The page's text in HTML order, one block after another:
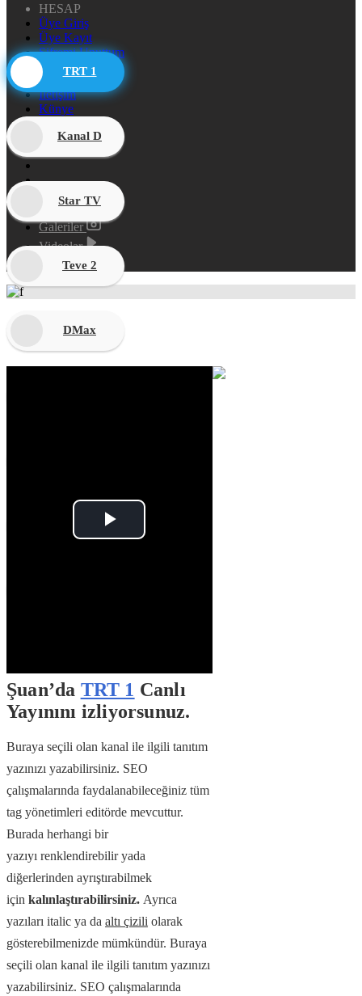
HESAP
Üye Giriş
Üye Kayıt
Şifremi Unuttum
DİĞER
İletişim
Künye
Reklam
Galeriler
Videolar
Canlı Borsa
TRT 1
Kanal D
Star TV
Teve 2
DMax
Play
Şuan’da TRT 1 Canlı
Yayınını izliyorsunuz.
Buraya seçili olan kanal ile ilgili tanıtım
yazınızı yazabilirsiniz. SEO
çalışmalarında faydalanabileceğiniz tüm
tag yönetimleri editörde mevcuttur.
Burada herhangi bir
yazıyı renklendirebilir yada
diğerlerinden ayrıştırabilmek
için kalınlaştırabilirsiniz. Ayrıca
yazıları italic ya da altı çizili olarak
gösterebilmenizde mümkündür. Buraya
seçili olan kanal ile ilgili tanıtım yazınızı
yazabilirsiniz. SEO çalışmalarında